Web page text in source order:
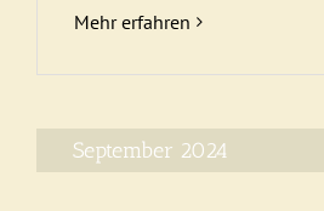
Mehr erfahren
September 2024